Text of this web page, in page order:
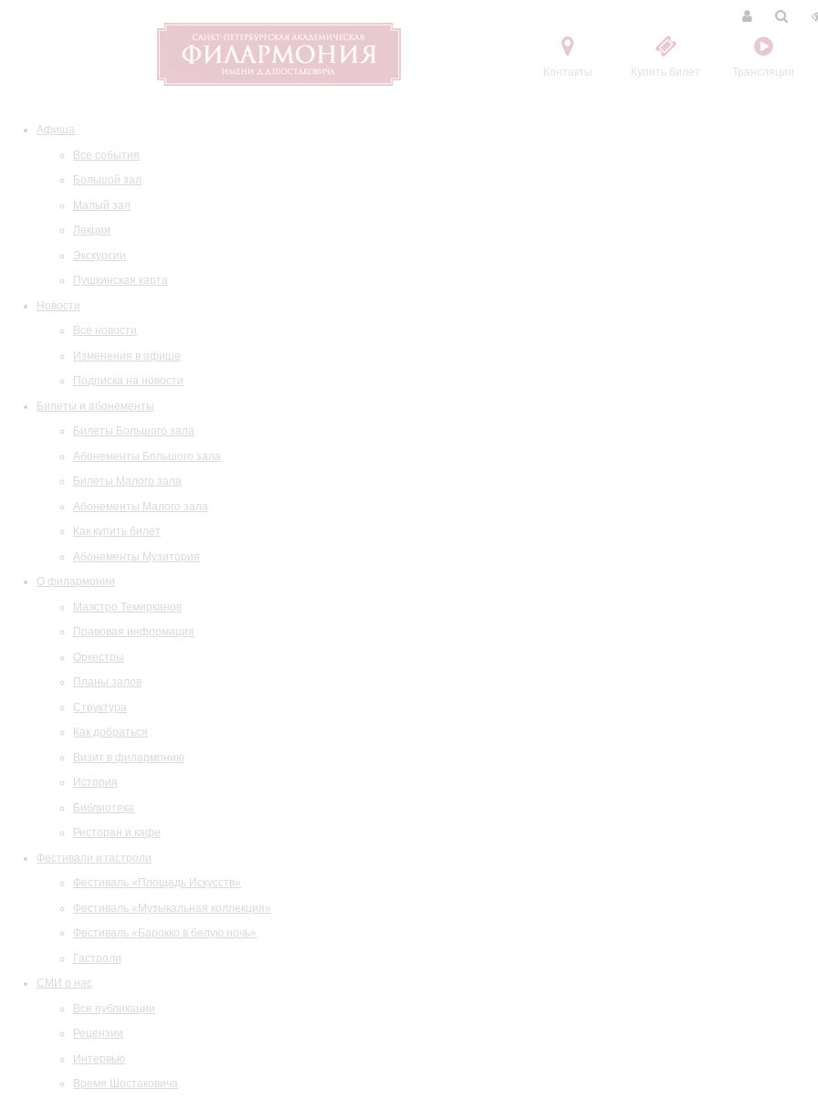
Контакты Купить билет Трансляции
Афиша
Все события
Большой зал
Малый зал
Лекции
Экскурсии
Пушкинская карта
Новости
Все новости
Изменения в афише
Подписка на новости
Билеты и абонементы
Билеты Большого зала
Абонементы Большого зала
Билеты Малого зала
Абонементы Малого зала
Как купить билет
Абонементы Музитория
О филармонии
Маэстро Темирканов
Правовая информация
Оркестры
Планы залов
Структура
Как добраться
Визит в филармонию
История
Библиотека
Ресторан и кафе
Фестивали и гастроли
Фестиваль «Площадь Искусств»
Фестиваль «Музыкальная коллекция»
Фестиваль «Барокко в белую ночь»
Гастроли
СМИ о нас
Все публикации
Рецензии
Интервью
Время Шостаковича